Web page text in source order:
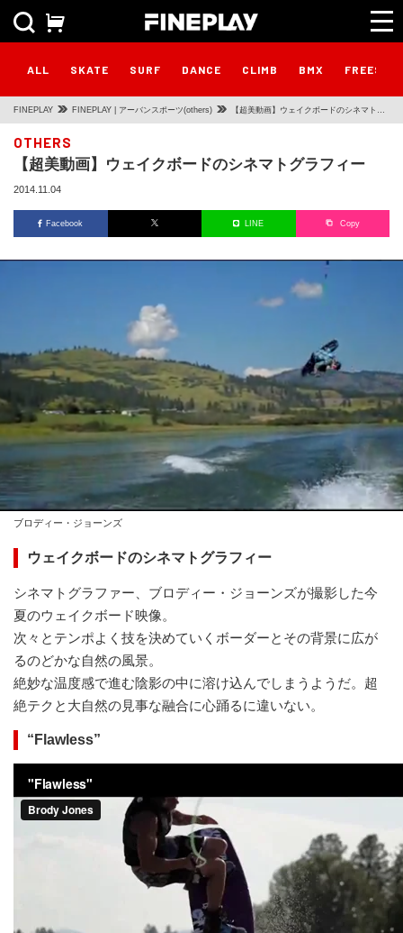
ALL SKATE SURF DANCE CLIMB BMX
FINEPLAY FINEPLAY | アーバンスポーツ(others) 【超美動画】ウェイクボードのシネマトグ
OTHERS
【超美動画】ウェイクボードのシネマトグラフィー
2014.11.04
Facebook LINE Copy
ブロディー・ジョーンズ
ウェイクボードのシネマトグラフィー
シネマトグラファー、ブロディー・ジョーンズが撮影した今
夏のウェイクボード映像。
次々とテンポよく技を決めていくボーダーとその背景に広が
るのどかな自然の風景。
絶妙な温度感で進む陰影の中に溶け込んでしまうようだ。超
絶テクと大自然の見事な融合に心踊るに違いない。
“Flawless”